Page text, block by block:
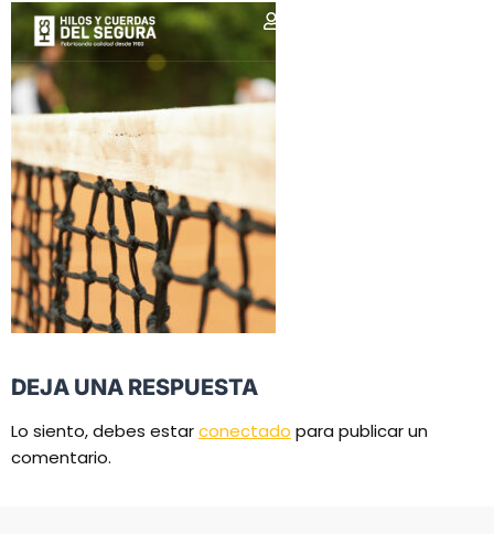
DEJA UNA RESPUESTA
Lo siento, debes estarconectado para publicar un
comentario.